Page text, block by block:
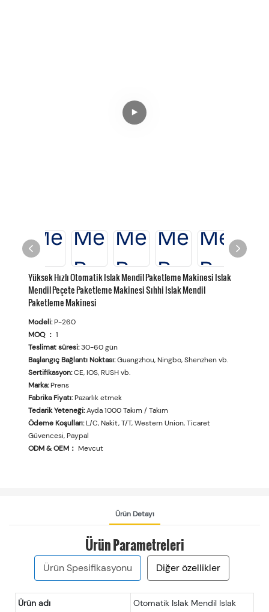
Yüksek Hızlı Otomatik Islak Mendil Paketleme Makinesi Islak
Mendil Peçete Paketleme Makinesi Sıhhi Islak Mendil
Paketleme Makinesi
Modeli:P-260
MOQ ：1
Teslimat süresi:30-60 gün
Başlangıç ​​Bağlantı Noktası:Guangzhou, Ningbo, Shenzhen vb.
Sertifikasyon:CE, IOS, RUSH vb.
Marka:Prens
Fabrika Fiyatı:Pazarlık etmek
Tedarik Yeteneği:Ayda 1000 Takım / Takım
Ödeme Koşulları:L/C, Nakit, T/T, Western Union, Ticaret
Güvencesi, Paypal
ODM & OEM：Mevcut
Ürün Detayı
Ürün Parametreleri
Ürün Spesifikasyonu Diğer özellikler
Ürün adı
Otomatik Islak Mendil Islak